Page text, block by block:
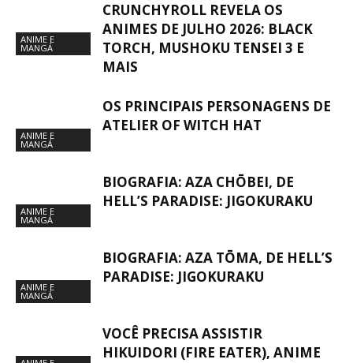
ANIME E
MANGÁ
CRUNCHYROLL REVELA OS
ANIMES DE JULHO 2026: BLACK
TORCH, MUSHOKU TENSEI 3 E
MAIS
ANIME E
MANGÁ
OS PRINCIPAIS PERSONAGENS DE
ATELIER OF WITCH HAT
ANIME E
MANGÁ
BIOGRAFIA: AZA CHŌBEI, DE
HELL’S PARADISE: JIGOKURAKU
ANIME E
MANGÁ
BIOGRAFIA: AZA TŌMA, DE HELL’S
PARADISE: JIGOKURAKU
VOCÊ PRECISA ASSISTIR
HIKUIDORI (FIRE EATER), ANIME